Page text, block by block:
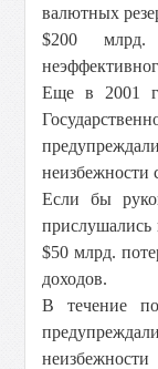
валютных
$200
Еще в 2001
неизбежности
Если бы
прислушались
$50 млрд.
доходов.
В течение